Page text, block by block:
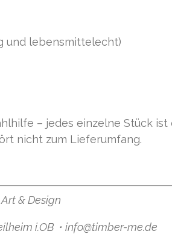
und lebensmittelecht)
– jedes einzelne Stück ist
nicht zum Lieferumfang.
& Design
i.OB・info@timber-me.de